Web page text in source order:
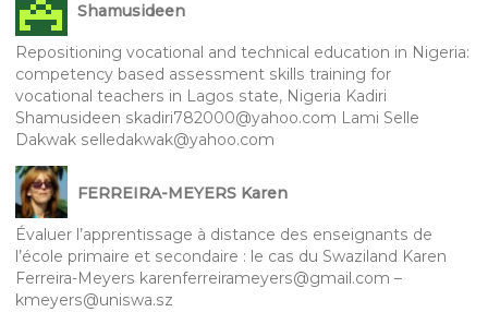
Shamusideen
Repositioning vocational and technical education in Nigeria:
competency based assessment skills training for
vocational teachers in Lagos state, Nigeria Kadiri
Shamusideen skadiri782000@yahoo.com Lami Selle
Dakwak selledakwak@yahoo.com
FERREIRA-MEYERS Karen
Évaluer l’apprentissage à distance des enseignants de
l’école primaire et secondaire : le cas du Swaziland Karen
Ferreira-Meyers karenferreirameyers@gmail.com –
kmeyers@uniswa.sz